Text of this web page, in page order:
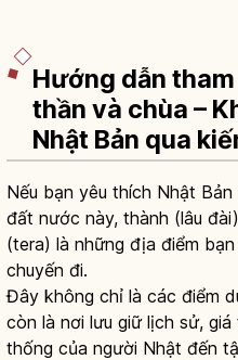
Hướng dẫn
thần và chùa –
Nhật Bản qua
Nếu bạn yêu thích Nhật
đất nước này, thành (lâu
(tera) là những địa điểm
chuyến đi.
Đây không chỉ là các điểm
còn là nơi lưu giữ lịch sử,
thống của người Nhật đến